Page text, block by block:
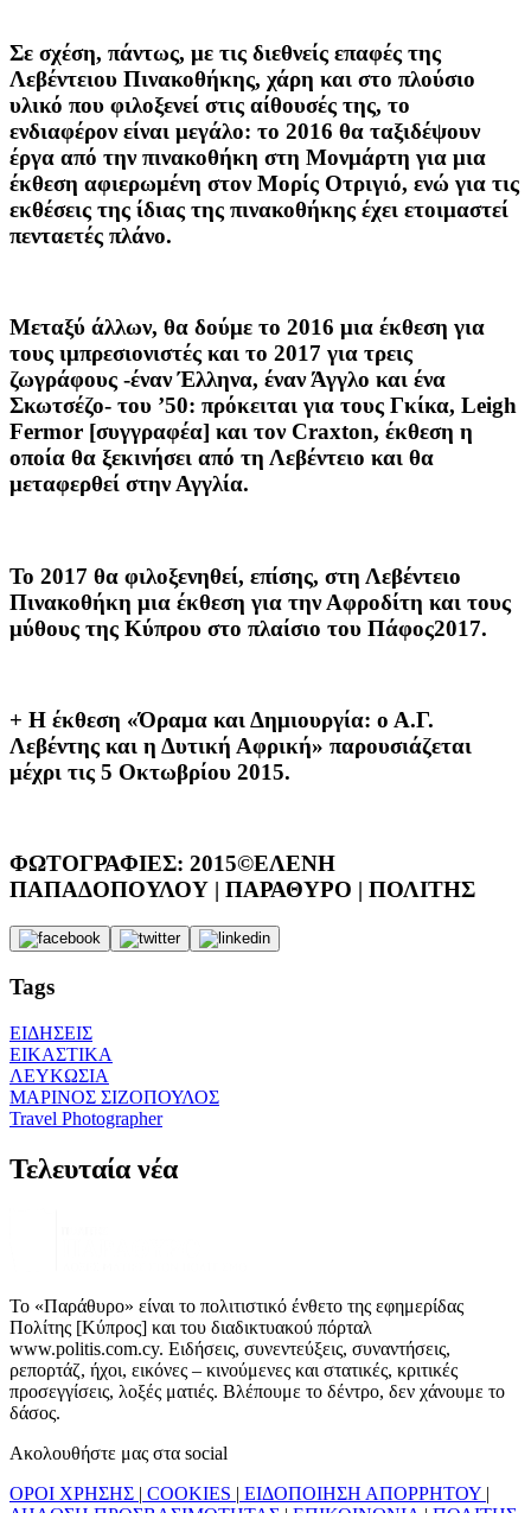
Σε σχέση, πάντως, με τις διεθνείς επαφές της
Λεβέντειου Πινακοθήκης, χάρη και στο πλούσιο
υλικό που φιλοξενεί στις αίθουσές της, το
ενδιαφέρον είναι μεγάλο: το 2016 θα ταξιδέψουν
έργα από την πινακοθήκη στη Μονμάρτη για μια
έκθεση αφιερωμένη στον Μορίς Οτριγιό, ενώ για τις
εκθέσεις της ίδιας της πινακοθήκης έχει ετοιμαστεί
πενταετές πλάνο.
Μεταξύ άλλων, θα δούμε το 2016 μια έκθεση για
τους ιμπρεσιονιστές και το 2017 για τρεις
ζωγράφους -έναν Έλληνα, έναν Άγγλο και ένα
Σκωτσέζο- του ’50: πρόκειται για τους Γκίκα, Leigh
Fermor [συγγραφέα] και τον Craxton, έκθεση η
οποία θα ξεκινήσει από τη Λεβέντειο και θα
μεταφερθεί στην Αγγλία.
Το 2017 θα φιλοξενηθεί, επίσης, στη Λεβέντειο
Πινακοθήκη μια έκθεση για την Αφροδίτη και τους
μύθους της Κύπρου στο πλαίσιο του Πάφος2017.
+ Η έκθεση «Όραμα και Δημιουργία: ο Α.Γ.
Λεβέντης και η Δυτική Αφρική» παρουσιάζεται
μέχρι τις 5 Οκτωβρίου 2015.
ΦΩΤΟΓΡΑΦΙΕΣ: 2015©ΕΛΕΝΗ
ΠΑΠΑΔΟΠΟΥΛΟΥ | ΠΑΡΑΘΥΡΟ | ΠΟΛΙΤΗΣ
Tags
ΕΙΔΗΣΕΙΣ
ΕΙΚΑΣΤΙΚΑ
ΛΕΥΚΩΣΙΑ
ΜΑΡΙΝΟΣ ΣΙΖΟΠΟΥΛΟΣ
Travel Photographer
Τελευταία νέα
Το «Παράθυρο» είναι το πολιτιστικό ένθετο της εφημερίδας
Πολίτης [Κύπρος] και του διαδικτυακού πόρταλ
www.politis.com.cy. Ειδήσεις, συνεντεύξεις, συναντήσεις,
ρεπορτάζ, ήχοι, εικόνες – κινούμενες και στατικές, κριτικές
προσεγγίσεις, λοξές ματιές. Βλέπουμε το δέντρο, δεν χάνουμε το
δάσος.
Ακολουθήστε μας στα social
ΟΡΟΙ ΧΡΗΣΗΣ | COOKIES | ΕΙΔΟΠΟΙΗΣΗ ΑΠΟΡΡΗΤΟΥ |